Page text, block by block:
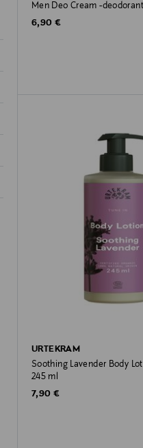
Men Deo Cream -
Original Price
6,90 €
URTEKRAM
Soothing Lavender Body
245 ml
Original Price
7,90 €